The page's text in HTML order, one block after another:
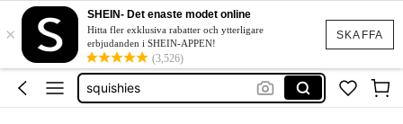
SKAFFA
×
SHEIN- Det enaste modet online
Hitta fler exklusiva rabatter och ytterligare
erbjudanden i SHEIN-APPEN!
(3,526)
mirroir
seite spiegel
squishies
festklänning bröllop